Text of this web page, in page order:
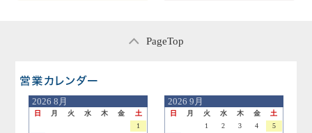
PageTop
2026 8月
日 月 火 水 木 金
土
1
2026 9月
日 月 火 水 木 金
土
1
2 3 4
5